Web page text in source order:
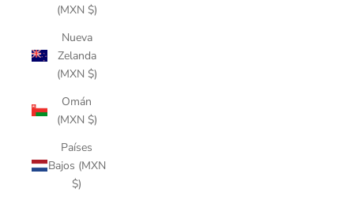
(MXN $)
Nueva
Zelanda
(MXN $)
Omán
(MXN $)
Países
Bajos (MXN
$)